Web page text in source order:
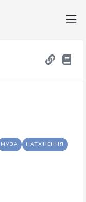
МУЗА НАТХНЕННЯ